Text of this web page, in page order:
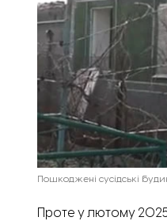
Пошкоджені сусідські
Проте у лютому